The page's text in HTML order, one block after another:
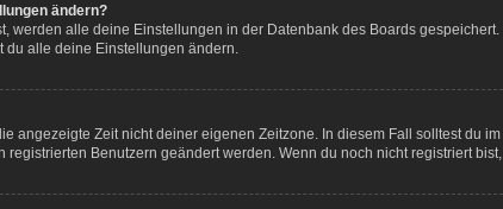
ändern?
werden alle deine Einstellungen in der Datenbank des Boards
du alle deine Einstellungen ändern.
angezeigte Zeit nicht deiner eigenen Zeitzone. In diesem Fall solltest du
registrierten Benutzern geändert werden. Wenn du noch nicht registriert